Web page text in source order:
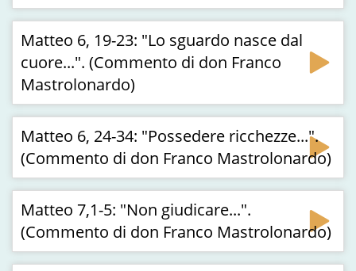
Matteo 6, 19-23: "Lo sguardo nasce dal
cuore...". (Commento di don Franco
Mastrolonardo)
Matteo 6, 24-34: "Possedere ricchezze...".
(Commento di don Franco Mastrolonardo)
Matteo 7,1-5: "Non giudicare...".
(Commento di don Franco Mastrolonardo)